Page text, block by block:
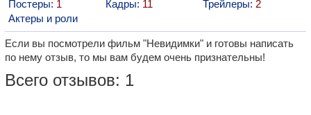
Постеры: 1 Кадры: 11 Трейлеры: 2
Актеры и роли
Если вы посмотрели фильм "Невидимки" и готовы написать
по нему отзыв, то мы вам будем очень признательны!
Всего отзывов: 1